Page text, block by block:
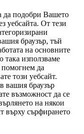
да подобри Вашето
уебсайта. От тези
браузър, тъй
на основните
използваме
помогнем да
този уебсайт.
вашия браузър
възможност да се
на някои
върху сърфирането